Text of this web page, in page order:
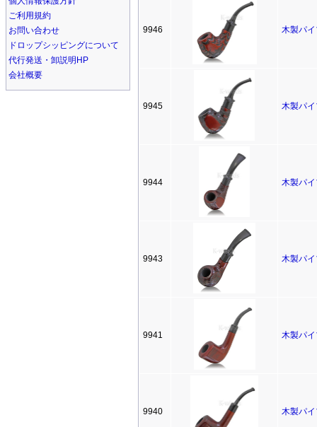
ご利用規約
お問い合わせ
ドロップシッピングについて
代行発送・卸説明HP
会社概要
9946 木製パ
9945 木製パ
9944 木製パ
9943 木製パ
9941 木製パ
9940 木製パ